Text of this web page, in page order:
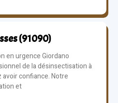
(91090)
en urgence Giordano
de la désinsectisation à
confiance. Notre
et